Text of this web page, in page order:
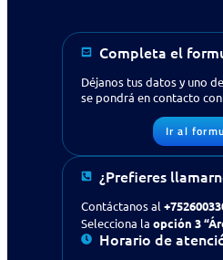
Completa el
Déjanos tus datos y uno
se pondrá en contacto
Ir al
¿Prefieres
Contáctanos al
Selecciona la opción 3
Horario de
¿Buscas
para tu
Solicitud de
IR AL